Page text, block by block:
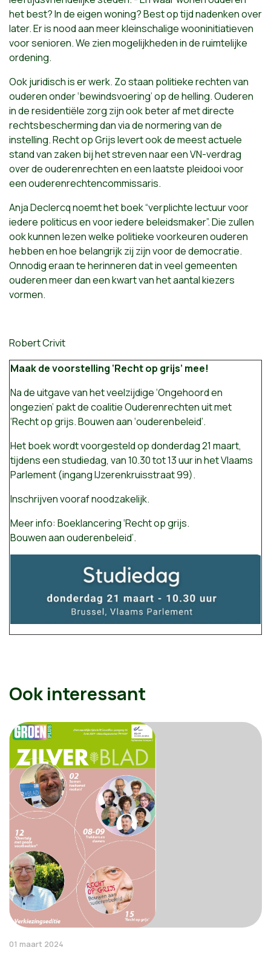
het best? In de eigen woning? Best op tijd nadenken over
later. Er is nood aan meer kleinschalige wooninitiatieven
voor senioren. We zien mogelijkheden in de ruimtelijke
ordening.
Ook juridisch is er werk. Zo staan politieke rechten van
ouderen onder ‘bewindsvoering’ op de helling. Ouderen
in de residentiële zorg zijn ook beter af met directe
rechtsbescherming dan via de normering van de
instelling. Recht op Grijs levert ook de meest actuele
stand van zaken bij het streven naar een VN-verdrag
over de ouderenrechten en een laatste pleidooi voor
een ouderenrechtencommissaris.
Anja Declercq noemt het boek “verplichte lectuur voor
iedere politicus en voor iedere beleidsmaker”. Die zullen
ook kunnen lezen welke politieke voorkeuren ouderen
hebben en hoe belangrijk zij zijn voor de democratie.
Onnodig eraan te herinneren dat in veel gemeenten
ouderen meer dan een kwart van het aantal kiezers
vormen.
Robert Crivit
Maak de voorstelling ‘Recht op grijs’ mee!
Na de uitgave van het veelzijdige ‘Ongehoord en
ongezien’ pakt de coalitie Ouderenrechten uit met
‘Recht op grijs. Bouwen aan ‘ouderenbeleid’.
Het boek wordt voorgesteld op donderdag 21 maart,
tijdens een studiedag, van 10.30 tot 13 uur in het Vlaams
Parlement (ingang IJzerenkruisstraat 99).
Inschrijven vooraf noodzakelijk.
Meer info: Boeklancering ‘Recht op grijs.
Bouwen aan ouderenbeleid’.
Ook interessant
01 maart 2024